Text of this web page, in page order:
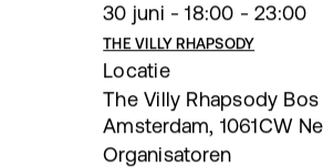
30 juni - 18:00 - 23:00
THE VILLY RHAPSODY
Locatie
The Villy Rhapsody
Amsterdam, 1061CW
Organisatoren